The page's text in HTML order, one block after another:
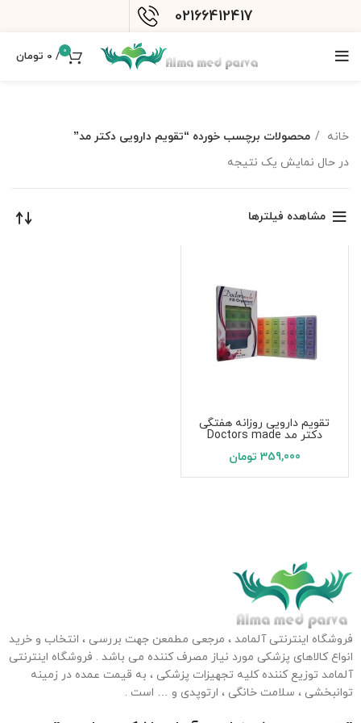
02166412417
0
/
0 تومان
خانه
محصولات برچسب خورده “تقویم دارویی دکتر مد”
در حال نمایش یک نتیجه
مشاهده فیلترها
تقویم دارویی روزانه هفتگی
دکتر مد Doctors made
359,000 تومان
فروشگاه اینترنتی آلمامد ، مرجعی مطمعن جهت بررسی ، انتخاب و خرید
انواع کالاهای پزشکی مورد نیاز مصرف کننده می باشد . فروشگاه اینترنتی
آلمامد توزیع کننده کلیه تجهیزات پزشکی ، به قیمت عمده در زمینه
توانبخشی ، سلامت خانگی ، ارتوپدی و … است .